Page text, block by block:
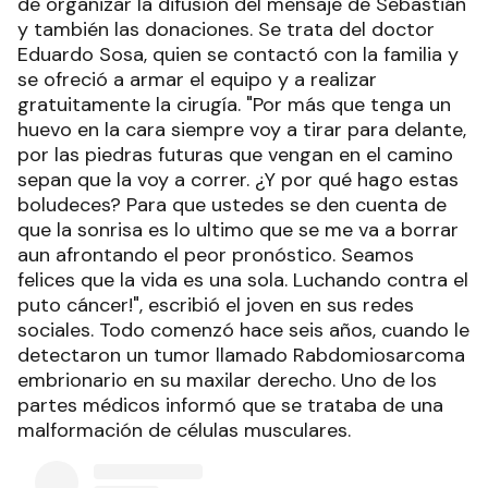
y también las donaciones. Se trata del doctor
Eduardo Sosa, quien se contactó con la familia y
se ofreció a armar el equipo y a realizar
gratuitamente la cirugía. "Por más que tenga un
huevo en la cara siempre voy a tirar para delante,
por las piedras futuras que vengan en el camino
sepan que la voy a correr. ¿Y por qué hago estas
boludeces? Para que ustedes se den cuenta de
que la sonrisa es lo ultimo que se me va a borrar
aun afrontando el peor pronóstico. Seamos
felices que la vida es una sola. Luchando contra el
puto cáncer!", escribió el joven en sus redes
sociales. Todo comenzó hace seis años, cuando le
detectaron un tumor llamado Rabdomiosarcoma
embrionario en su maxilar derecho. Uno de los
partes médicos informó que se trataba de una
malformación de células musculares.